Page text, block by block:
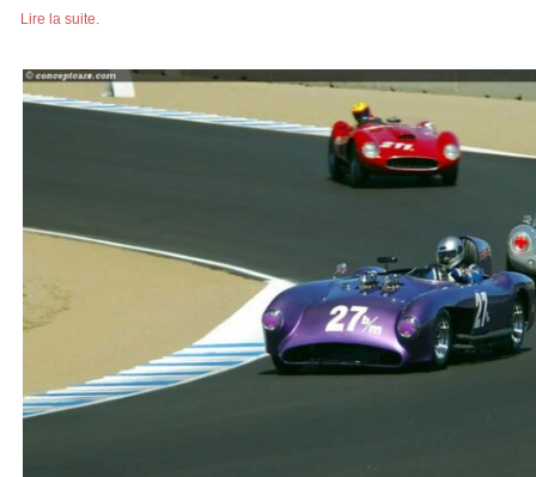
Lire la suite.